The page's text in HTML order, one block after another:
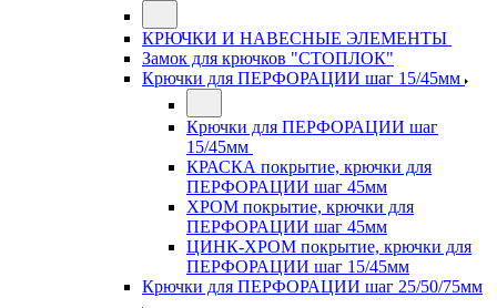
КРЮЧКИ И НАВЕСНЫЕ ЭЛЕМЕНТЫ
Замок для крючков "СТОПЛОК"
Крючки для ПЕРФОРАЦИИ шаг 15/45мм
Крючки для ПЕРФОРАЦИИ шаг
15/45мм
КРАСКА покрытие, крючки для
ПЕРФОРАЦИИ шаг 45мм
ХРОМ покрытие, крючки для
ПЕРФОРАЦИИ шаг 45мм
ЦИНК-ХРОМ покрытие, крючки для
ПЕРФОРАЦИИ шаг 15/45мм
Крючки для ПЕРФОРАЦИИ шаг 25/50/75мм